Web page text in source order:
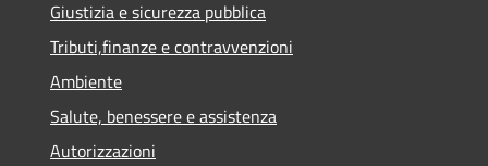
Giustizia e sicurezza pubblica
Tributi,finanze e contravvenzioni
Ambiente
Salute, benessere e assistenza
Autorizzazioni